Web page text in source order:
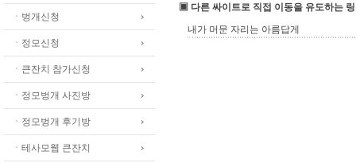
ㆍ벙개신청
ㆍ정모신청
ㆍ큰잔치 참가신청
ㆍ정모벙개 사진방
ㆍ정모벙개 후기방
ㆍ테사모웹 큰잔치
▣ 다른 싸이트로 직접 이동을 유도하는
내가 머문 자리는 아름답게